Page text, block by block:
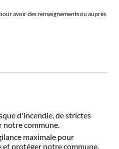
avoir des renseignements ou auprès
d'incendie, de strictes
commune.
maximale pour
protéger notre commune.